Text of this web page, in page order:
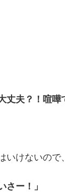
大丈夫？！喧嘩
けないので
さー！」